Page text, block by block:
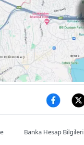
Banka Hesap Bilgileri